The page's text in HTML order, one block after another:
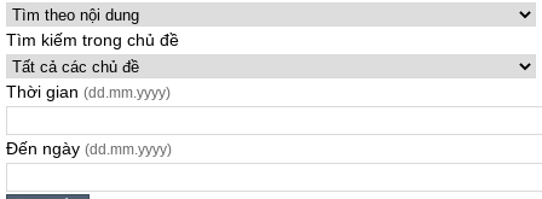
Tìm kiếm trong chủ đề
Thời gian (dd.mm.yyyy)
Đến ngày (dd.mm.yyyy)